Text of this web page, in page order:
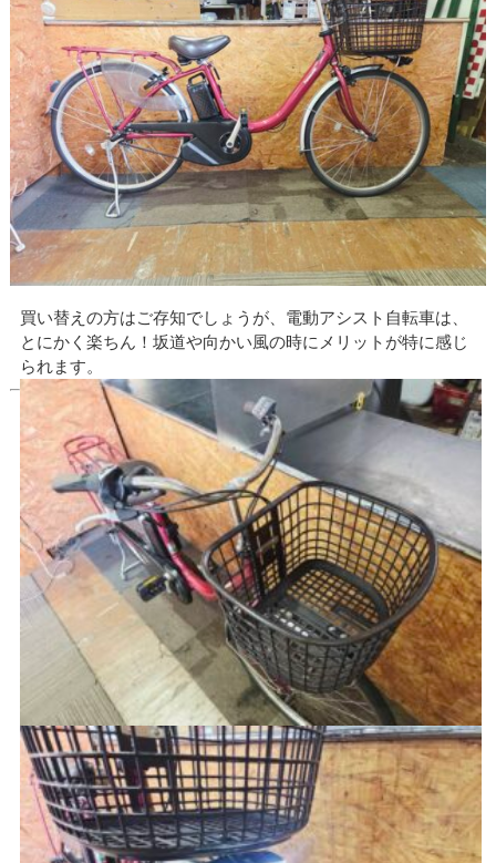
買い替えの方はご存知でしょうが、電動アシスト自転車は、
とにかく楽ちん！坂道や向かい風の時にメリットが特に感じ
られます。